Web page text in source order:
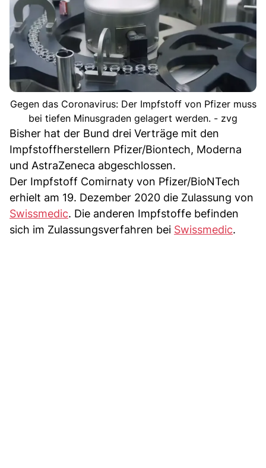
Gegen das Coronavirus: Der Impfstoff von Pfizer muss
bei tiefen Minusgraden gelagert werden. - zvg
Bisher hat der Bund drei Verträge mit den
Impfstoffherstellern Pfizer/Biontech, Moderna
und AstraZeneca abgeschlossen.
Der Impfstoff Comirnaty von Pfizer/BioNTech
erhielt am 19. Dezember 2020 die Zulassung von
Swissmedic. Die anderen Impfstoffe befinden
sich im Zulassungsverfahren bei Swissmedic.